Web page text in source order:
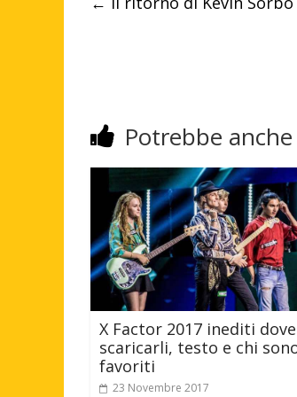
Potrebbe
X Factor 2017 inediti dove
scaricarli, testo e chi
favoriti
23 Novembre 2017